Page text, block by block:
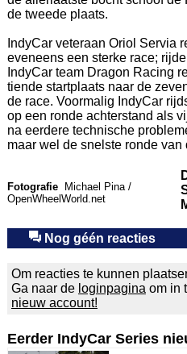
de tweede plaats.
IndyCar veteraan Oriol Servia
eveneens een sterke race;
IndyCar team Dragon Racing
tiende startplaats naar de
de race. Voormalig IndyCar
op een ronde achterstand als
na eerdere technische
maar wel de snelste ronde van
Fotografie
Michael Pina /
OpenWheelWorld.net
Nog géén reacties
Om reacties te kunnen
Ga naar de loginpagina om in
nieuw account!
Eerder IndyCar Series